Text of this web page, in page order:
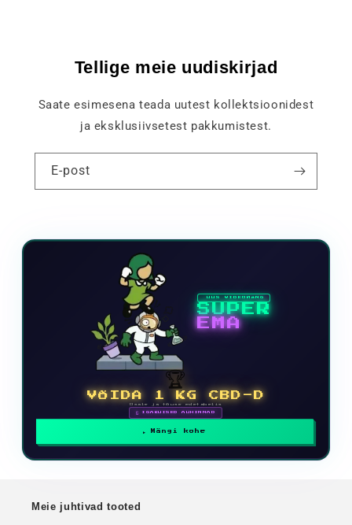
Tellige meie uudiskirjad
Saate esimesena teada uutest kollektsioonidest
ja eksklusiivsetest pakkumistest.
E-post
UUS VIDEOMÄNG
SUPER
EMA
🏆
VÕIDA 1 KG CBD-D
Osale ja tõuse edetabelis
🗓 IGAKUISED AUHINNAD
Mängi kohe
Meie juhtivad tooted